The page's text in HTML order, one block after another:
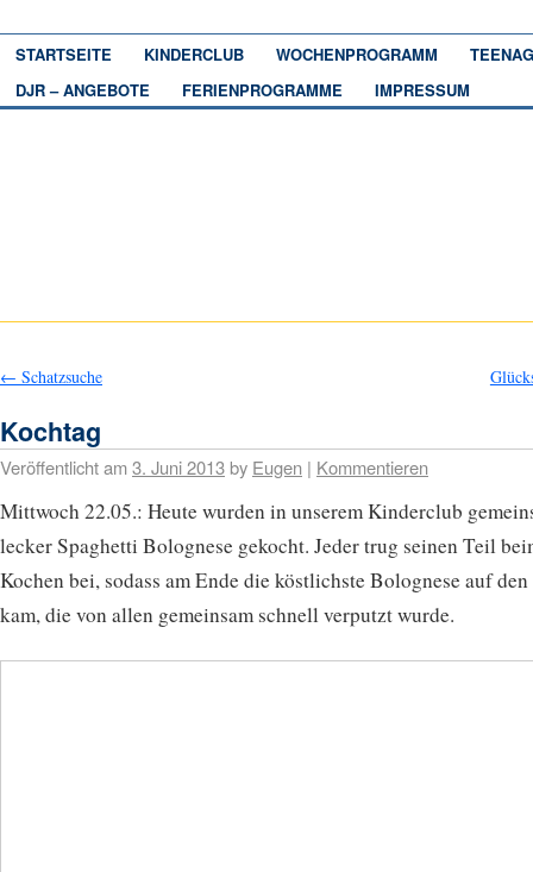
STARTSEITE KINDERCLUB WOCHENPROGRAMM
DJR – ANGEBOTE
FERIENPROGRAMME IMPRESSUM
← Schatzsuche
Kochtag
Veröffentlicht am3. Juni 2013by Eugen | Kommentieren
Mittwoch 22.05.: Heute wurden in unserem Kinderclub
lecker Spaghetti Bolognese gekocht. Jeder trug seinen Teil
Kochen bei, sodass am Ende die köstlichste Bolognese auf
kam, die von allen gemeinsam schnell verputzt wurde.